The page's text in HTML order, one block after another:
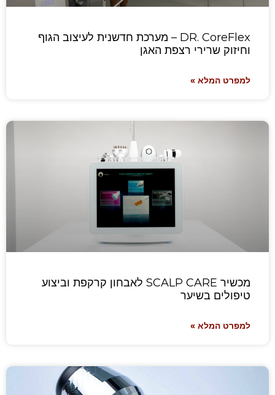
DR. CoreFlex – מערכת חדשנית לעיצוב הגוף
וחיזוק שרירי רצפת האגן
למפרט המלא »
מכשיר SCALP CARE לאבחון קרקפת וביצוע
טיפולים בשיער
למפרט המלא »